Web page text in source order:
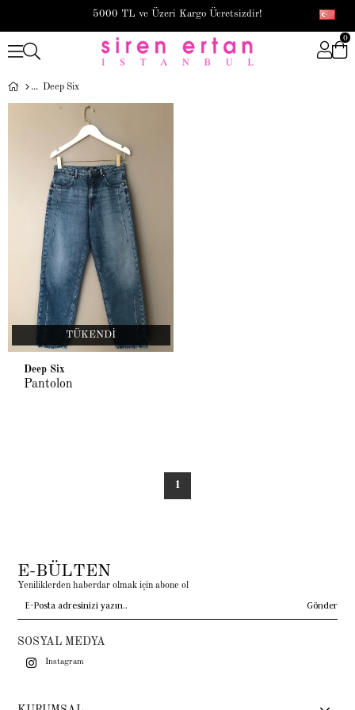
5000 TL ve Üzeri Kargo Ücretsizdir!
0
Deep Six
TÜKENDI
Deep Six
Pantolon
1
E-BÜLTEN
Yeniliklerden haberdar olmak için abone ol
Gönder
SOSYAL MEDYA
Instagram